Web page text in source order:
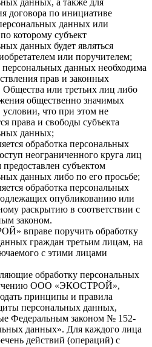
договора по инициативе
данных или
которому субъект
данных будет являться
или поручителем;
персональных данных необходима
прав и законных
Общества или третьих лиц либо
общественно значимых
что при этом не
права и свободы субъекта
данных;
обработка персональных
неограниченного круга лиц
субъектом
данных либо по его просьбе;
обработка персональных
опубликованию или
раскрытию в соответствии с
законом.
вправе поручить обработку
граждан третьим лицам, на
с этими лицами
обработку персональных
ООО «ЭКОСТРОЙ»,
принципы и правила
персональных данных,
Федеральным законом № 152-
данных». Для каждого лица
действий (операций) с